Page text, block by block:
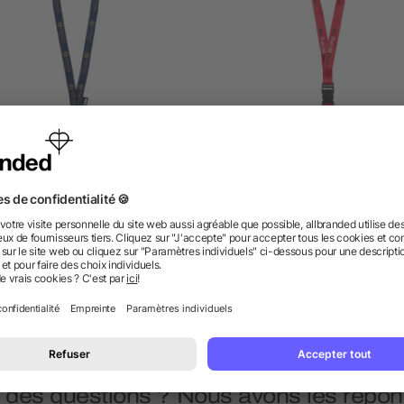
avec fermoir sécurisé
dès 0,42 €
5/5 (1)
des questions ? Nous avons les